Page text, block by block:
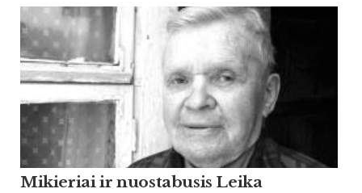
Mikieriai ir nuostabusis Leika